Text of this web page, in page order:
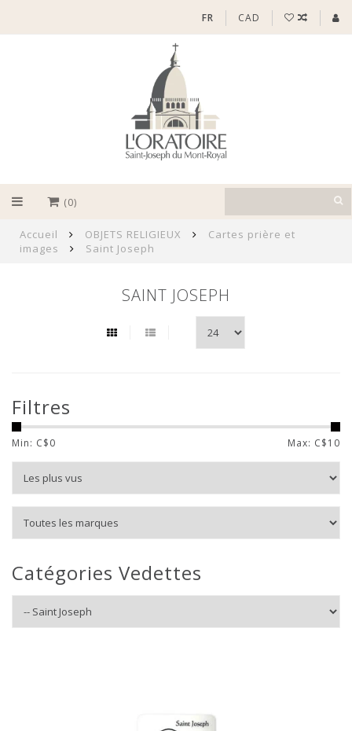
FR CAD
(0)
Accueil OBJETS RELIGIEUX
Cartes prière et
images
Saint Joseph
SAINT JOSEPH
Filtres
Min: C$0 Max: C$10
Catégories Vedettes